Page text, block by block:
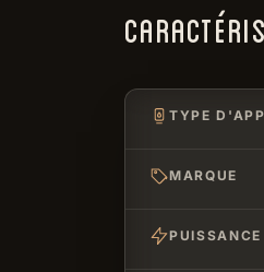
TYPE
MARQUE